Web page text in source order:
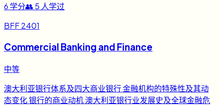
6 学分👥 5 人学过
BFF 2401
Commercial Banking and Finance
中等
澳大利亚银行体系及四大商业银行 金融机构的特殊性及其动
态变化 银行的商业动机 澳大利亚银行业发展史及全球金融危